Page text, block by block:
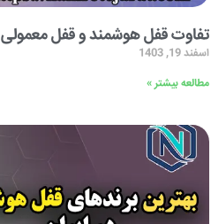
تفاوت قفل هوشمند و قفل معمولی
اسفند 19, 1403
مطالعه بیشتر »